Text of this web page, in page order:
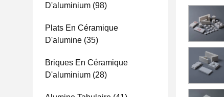
D'aluminium (98)
Plats En Céramique
D'alumine (35)
Briques En Céramique
D'aluminium (28)